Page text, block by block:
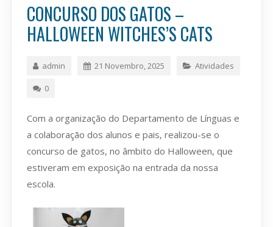
CONCURSO DOS GATOS –
HALLOWEEN WITCHES’S CATS
admin 21 Novembro, 2025 Atividades
0
Com a organização do Departamento de Línguas e
a colaboração dos alunos e pais, realizou-se o
concurso de gatos, no âmbito do Halloween, que
estiveram em exposição na entrada da nossa
escola.